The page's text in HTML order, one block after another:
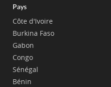
Pays
Côte d'Ivoire
Burkina Faso
Gabon
Congo
Sénégal
Bénin